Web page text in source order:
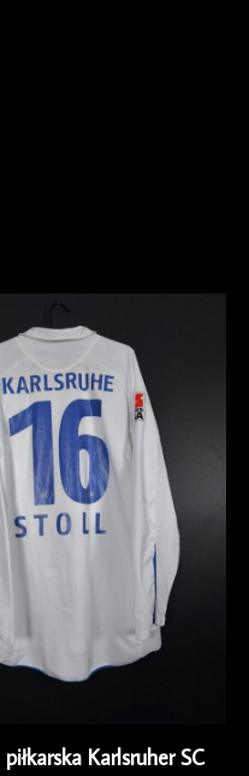
Karlsruher SC